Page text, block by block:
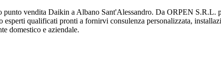
vendita Daikin a Albano Sant'Alessandro. Da ORPEN S.R.L.
qualificati pronti a fornirvi consulenza personalizzata,
domestico e aziendale.